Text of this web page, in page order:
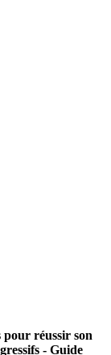
pour réussir son
- Guide